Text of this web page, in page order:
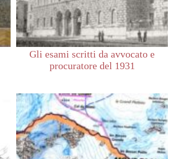
Gli esami scritti da avvocato e
procuratore del 1931